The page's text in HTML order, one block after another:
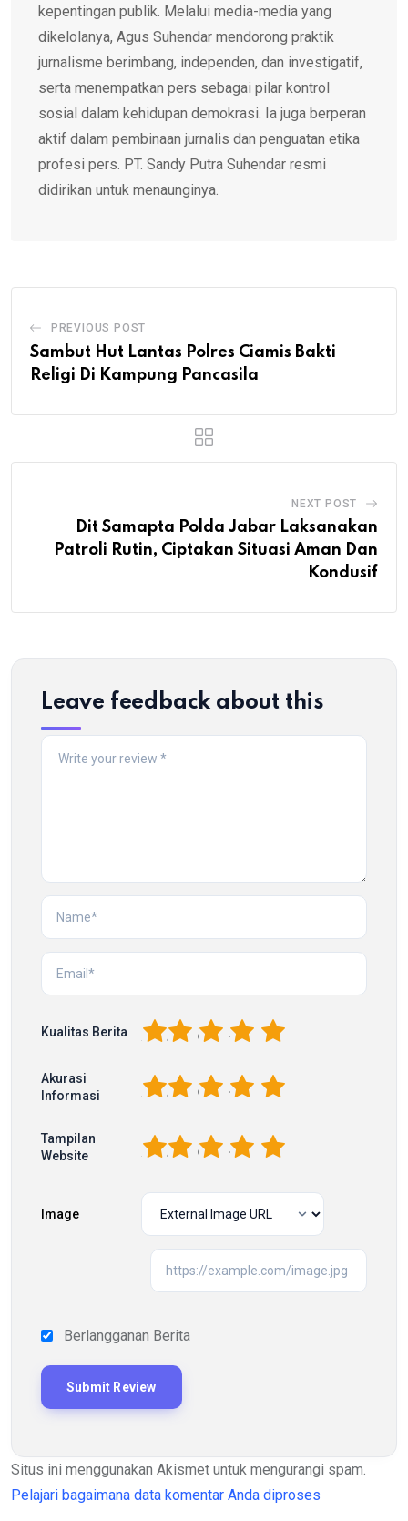
kepentingan publik. Melalui media-media yang
dikelolanya, Agus Suhendar mendorong praktik
jurnalisme berimbang, independen, dan investigatif,
serta menempatkan pers sebagai pilar kontrol
sosial dalam kehidupan demokrasi. Ia juga berperan
aktif dalam pembinaan jurnalis dan penguatan etika
profesi pers. PT. Sandy Putra Suhendar resmi
didirikan untuk menaunginya.
PREVIOUS POST
Sambut Hut Lantas Polres Ciamis Bakti
Religi Di Kampung Pancasila
NEXT POST
Dit Samapta Polda Jabar Laksanakan
Patroli Rutin, Ciptakan Situasi Aman Dan
Kondusif
Leave feedback about this
Kualitas Berita 5
4
3
2
Akurasi
Informasi
5
4
3
2
Tampilan
Website
5
4
3
2
Image
Berlangganan Berita
Situs ini menggunakan Akismet untuk mengurangi spam.
Pelajari bagaimana data komentar Anda diproses